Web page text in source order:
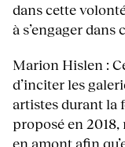
dans cette
à s’engager dans
Marion Hislen :
d’inciter les
artistes durant la
proposé en
en amont afin